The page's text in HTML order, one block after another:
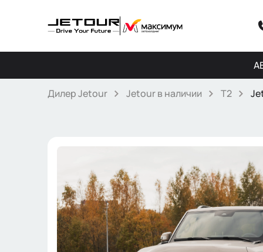
Дилер Jetour Jetour в наличии T2